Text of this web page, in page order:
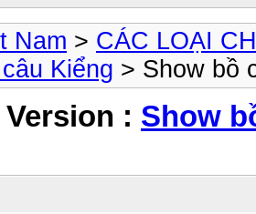
Nam > CÁC LOẠI
Kiểng > Show bồ
: Show